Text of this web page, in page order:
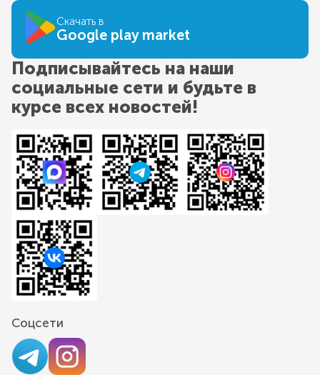
Скачать в
Google play market
Подписывайтесь на наши
социальные сети и будьте в
курсе всех новостей!
Соцсети